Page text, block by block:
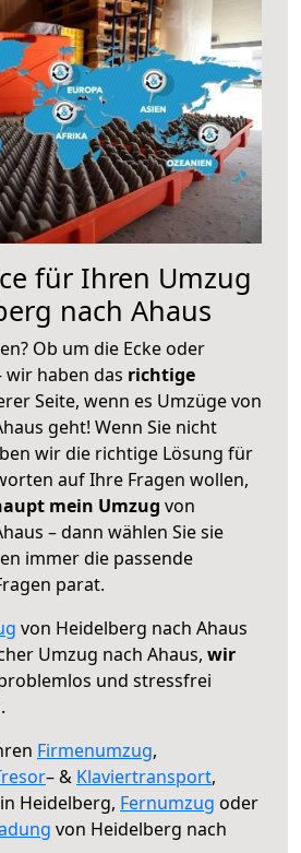
für Ihren Umzug
nach Ahaus
Ob um die Ecke oder
haben das richtige
Seite, wenn es Umzüge von
geht! Wenn Sie nicht
wir die richtige Lösung für
auf Ihre Fragen wollen,
mein Umzug von
– dann wählen Sie sie
immer die passende
parat.
von Heidelberg nach Ahaus
Umzug nach Ahaus, wir
und stressfrei
Firmenumzug,
– & Klaviertransport,
in Heidelberg, Fernumzug oder
von Heidelberg nach